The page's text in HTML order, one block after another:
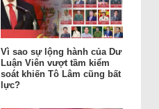
Vì sao sự lộng hành của Dư
Luận Viên vượt tầm kiểm
soát khiến Tô Lâm cũng bất
lực?